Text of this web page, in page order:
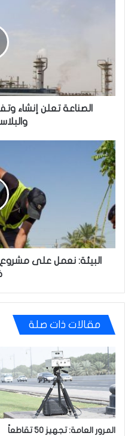
معامل
تدوير
للمعادن
والبلاستيك
البيئة:
نعمل
على
مشروع
وطني
للتشجير
وإنشاء
أحزمة
خضراء
البيئة: نعمل على
مقالات ذات صلة
المرور العامة: تجهيز 50 تقاطعاً